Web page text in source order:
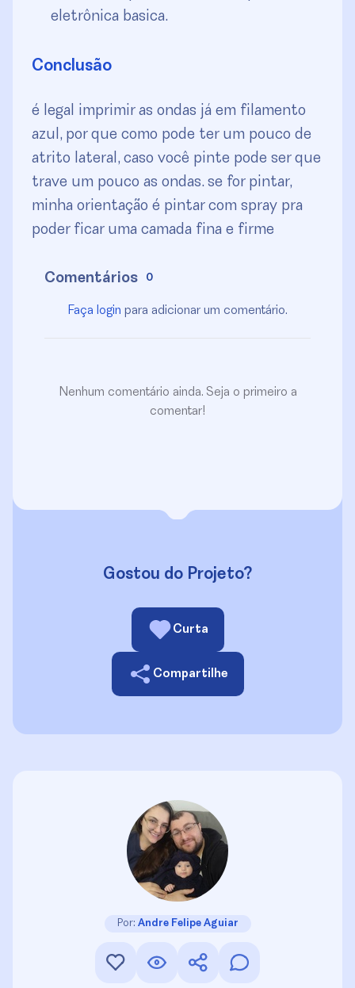
eletrônica basica.
Conclusão
é legal imprimir as ondas já em filamento
azul, por que como pode ter um pouco de
atrito lateral, caso você pinte pode ser que
trave um pouco as ondas. se for pintar,
minha orientação é pintar com spray pra
poder ficar uma camada fina e firme
Comentários 0
Faça login para adicionar um comentário.
Nenhum comentário ainda. Seja o primeiro a
comentar!
Gostou do Projeto?
Curta
Compartilhe
Por: Andre Felipe Aguiar